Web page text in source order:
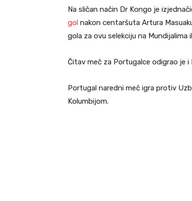
Na sličan način Dr Kongo je
gol nakon centaršuta Artura
gola za ovu selekciju na Mundijalima
Čitav meč za Portugalce odigrao je
Portugal naredni meč igra protiv
Kolumbijom.